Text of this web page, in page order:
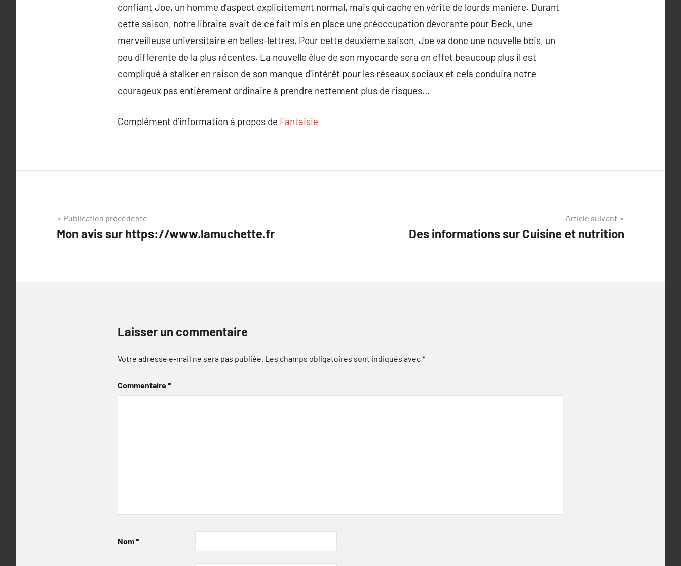
confiant Joe, un homme d’aspect explicitement normal, mais qui cache en vérité de lourds manière. Durant
cette saison, notre libraire avait de ce fait mis en place une préoccupation dévorante pour Beck, une
merveilleuse universitaire en belles-lettres. Pour cette deuxième saison, Joe va donc une nouvelle bois, un
peu différente de la plus récentes. La nouvelle élue de son myocarde sera en effet beaucoup plus il est
compliqué à stalker en raison de son manque d’intérêt pour les réseaux sociaux et cela conduira notre
courageux pas entièrement ordinaire à prendre nettement plus de risques…
Complément d’information à propos de Fantaisie
Navigation
de
Publication précédente
Mon avis sur https://www.lamuchette.fr
Article suivant
Des informations sur Cuisine et nutrition
Laisser un commentaire
Votre adresse e-mail ne sera pas publiée. Les champs obligatoires sont indiqués avec*
Commentaire*
Nom*